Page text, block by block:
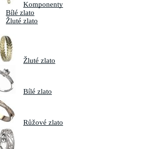
Komponenty
Bílé zlato
Žluté zlato
Žluté zlato
Bílé zlato
Růžové zlato